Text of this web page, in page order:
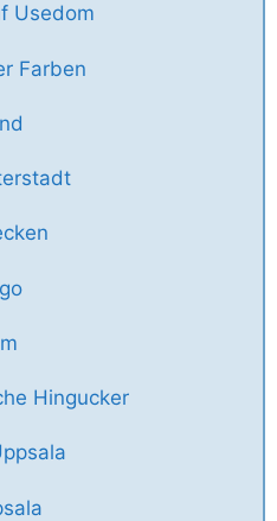
Usedom
Farben
Hingucker